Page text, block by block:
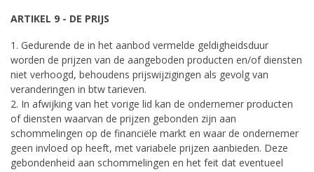
ARTIKEL 9 - DE PRIJS
1. Gedurende de in het aanbod vermelde geldigheidsduur
worden de prijzen van de aangeboden producten en/of diensten
niet verhoogd, behoudens prijswijzigingen als gevolg van
veranderingen in btw tarieven.
2. In afwijking van het vorige lid kan de ondernemer producten
of diensten waarvan de prijzen gebonden zijn aan
schommelingen op de financiële markt en waar de ondernemer
geen invloed op heeft, met variabele prijzen aanbieden. Deze
gebondenheid aan schommelingen en het feit dat eventueel